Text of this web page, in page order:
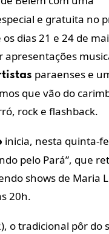
e gratuita no
dias 21 e 24 de
apresentações
paraenses e
que vão do
rock e flashback.
inicia, nesta quinta-
pelo Pará”, que
shows de Maria
20h.
o tradicional pôr do